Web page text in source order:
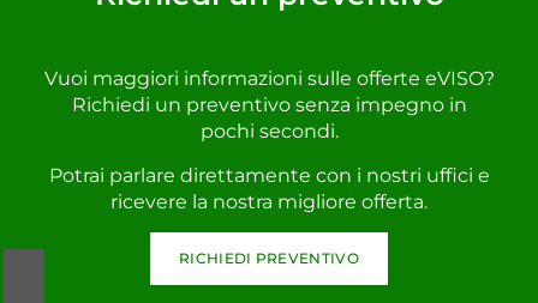
Vuoi maggiori informazioni sulle offerte eVISO?
Richiedi un preventivo senza impegno in
pochi secondi.
Potrai parlare direttamente con i nostri uffici e
ricevere la nostra migliore offerta.
RICHIEDI PREVENTIVO